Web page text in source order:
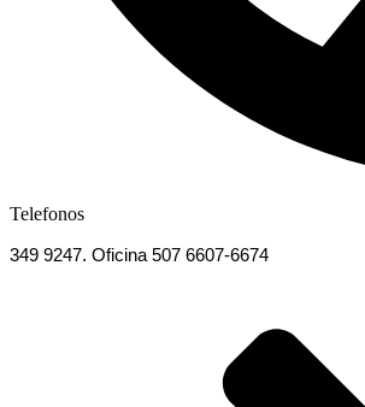
Telefonos
349 9247. Oficina 507 6607-6674